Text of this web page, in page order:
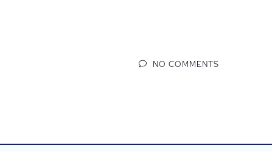
NO COMMENTS